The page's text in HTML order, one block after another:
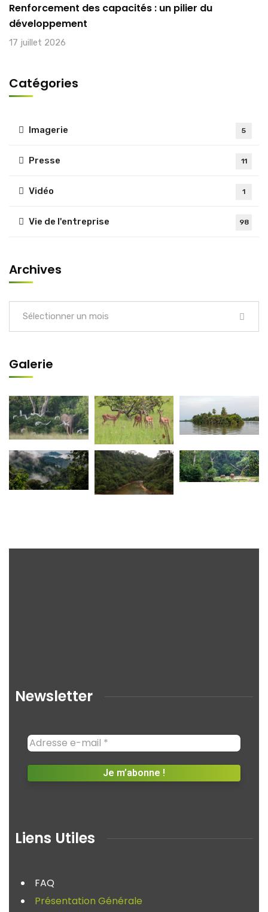
Renforcement des capacités : un pilier du
développement
17 juillet 2026
Catégories
Imagerie 5
Presse 11
Vidéo 1
Vie de l'entreprise 98
Archives
Sélectionner un mois
Galerie
Newsletter
Liens Utiles
FAQ
Présentation Générale